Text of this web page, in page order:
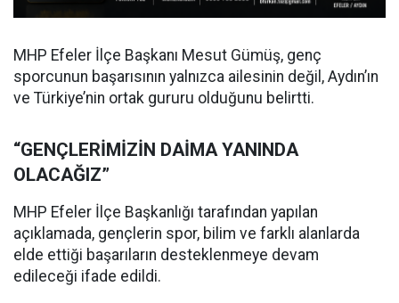
MHP Efeler İlçe Başkanı Mesut Gümüş, genç
sporcunun başarısının yalnızca ailesinin değil, Aydın’ın
ve Türkiye’nin ortak gururu olduğunu belirtti.
“GENÇLERİMİZİN DAİMA YANINDA
OLACAĞIZ”
MHP Efeler İlçe Başkanlığı tarafından yapılan
açıklamada, gençlerin spor, bilim ve farklı alanlarda
elde ettiği başarıların desteklenmeye devam
edileceği ifade edildi.